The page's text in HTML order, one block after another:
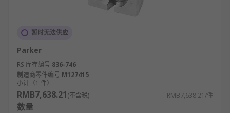
暂时无法供应
Parker
RS 库存编号 836-746
制造商零件编号 M127415
小计（1 件）
RMB7,638.21(不含税) RMB7,638.21/件
数量